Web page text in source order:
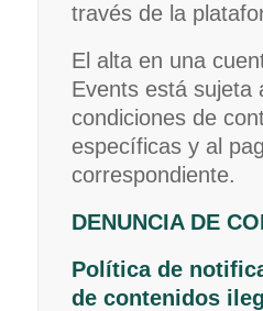
través de la
El alta en una
Events está sujeta
condiciones de
específicas y al
correspondiente.
DENUNCIA DE
Política de
de contenidos